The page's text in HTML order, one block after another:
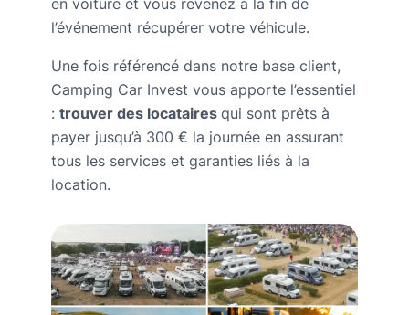
l’événement récupérer votre véhicule.
Une fois référencé dans notre base client,
Camping Car Invest vous apporte l’essentiel
:trouver des locatairesqui sont prêts à
payer jusqu’à 300 € la journée en assurant
tous les services et garanties liés à la
location.